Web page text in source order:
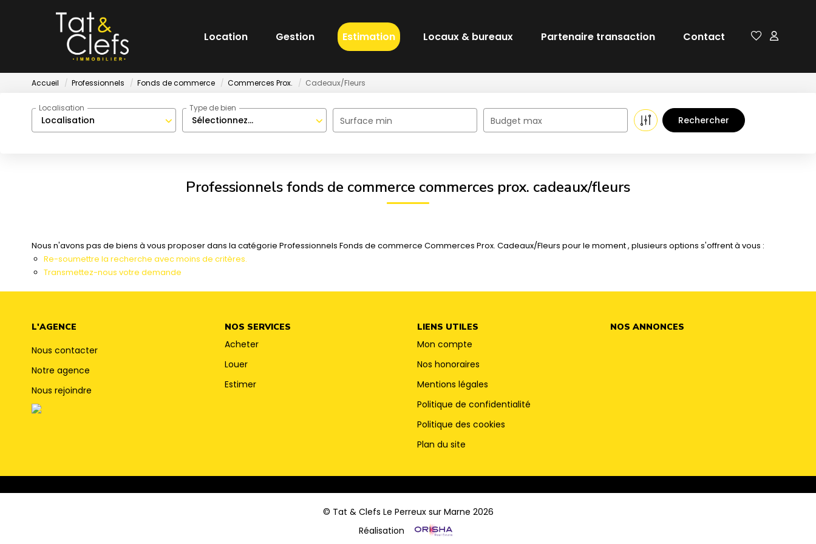
Location Gestion Estimation Locaux & bureaux Partenaire transaction Contact
Accueil Professionnels Fonds de commerce Commerces Prox. Cadeaux/Fleurs
Localisation
Localisation
Sélectionnez...
Type de bien
Surface min Budget max
Professionnels fonds de commerce commerces prox. cadeaux/fleurs
Nous n'avons pas de biens à vous proposer dans la catégorie Professionnels Fonds de commerce Commerces Prox. Cadeaux/Fleurs pour le moment , plusieurs options s'offrent à vous :
Re-soumettre la recherche avec moins de critères.
Transmettez-nous votre demande
L'AGENCE
Nous contacter
Notre agence
Nous rejoindre
NOS SERVICES
Acheter
Louer
Estimer
LIENS UTILES
Mon compte
Nos honoraires
Mentions légales
Politique de confidentialité
Politique des cookies
Plan du site
NOS ANNONCES
© Tat & Clefs Le Perreux sur Marne 2026
Réalisation